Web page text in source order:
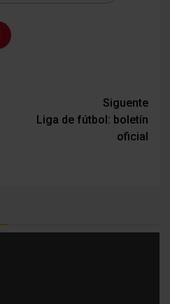
Siguente
Liga de fútbol: boletín
oficial